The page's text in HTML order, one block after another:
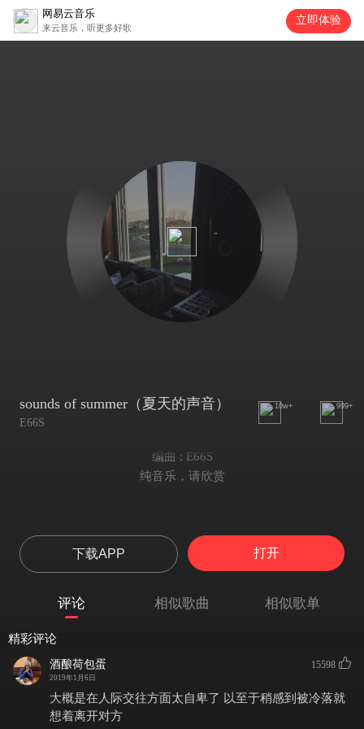
网易云音乐
来云音乐，听更多好歌
立即体验
sounds of summer（夏天的声音）
E66S
10w+ 999+
编曲 : E66S
纯音乐，请欣赏
下载APP 打开
评论 相似歌曲 相似歌单
精彩评论
酒酿荷包蛋
2019年1月6日
15598
大概是在人际交往方面太自卑了 以至于稍感到被冷落就
想着离开对方